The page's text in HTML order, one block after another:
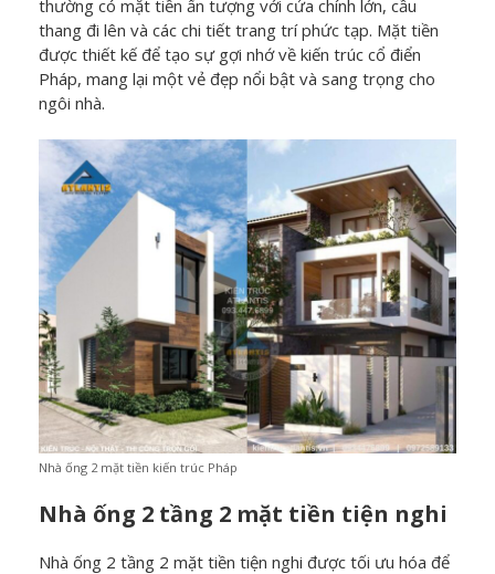
thường có mặt tiền ấn tượng với cửa chính lớn, cầu
thang đi lên và các chi tiết trang trí phức tạp. Mặt tiền
được thiết kế để tạo sự gợi nhớ về kiến trúc cổ điển
Pháp, mang lại một vẻ đẹp nổi bật và sang trọng cho
ngôi nhà.
Nhà ống 2 mặt tiền kiến trúc Pháp
Nhà ống 2 tầng 2 mặt tiền tiện nghi
Nhà ống 2 tầng 2 mặt tiền tiện nghi được tối ưu hóa để